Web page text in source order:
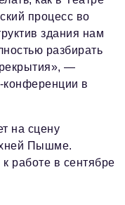
процесс во
здания нам
разбирать
—
в
на сцену
Пышме.
работе в сентябре